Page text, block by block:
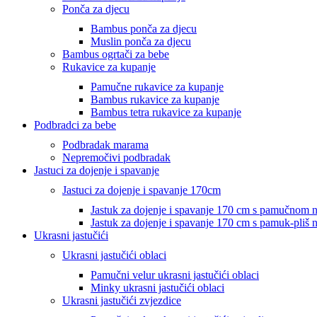
Ponča za djecu
Bambus ponča za djecu
Muslin ponča za djecu
Bambus ogrtači za bebe
Rukavice za kupanje
Pamučne rukavice za kupanje
Bambus rukavice za kupanje
Bambus tetra rukavice za kupanje
Podbradci za bebe
Podbradak marama
Nepremočivi podbradak
Jastuci za dojenje i spavanje
Jastuci za dojenje i spavanje 170cm
Jastuk za dojenje i spavanje 170 cm s pamučnom
Jastuk za dojenje i spavanje 170 cm s pamuk-pliš
Ukrasni jastučići
Ukrasni jastučići oblaci
Pamučni velur ukrasni jastučići oblaci
Minky ukrasni jastučići oblaci
Ukrasni jastučići zvjezdice